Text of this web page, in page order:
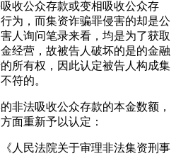
收公众存款或变相吸收公众存
为，而集资诈骗罪侵害的却是公
人询问笔录来看，均是为了获取
经营，故被告人破坏的是的金融
所有权，因此认定被告人构成集
符的。
非法吸收公众存款的本金数额，
面重新予以认定：
人民法院关于审理非法集资刑事